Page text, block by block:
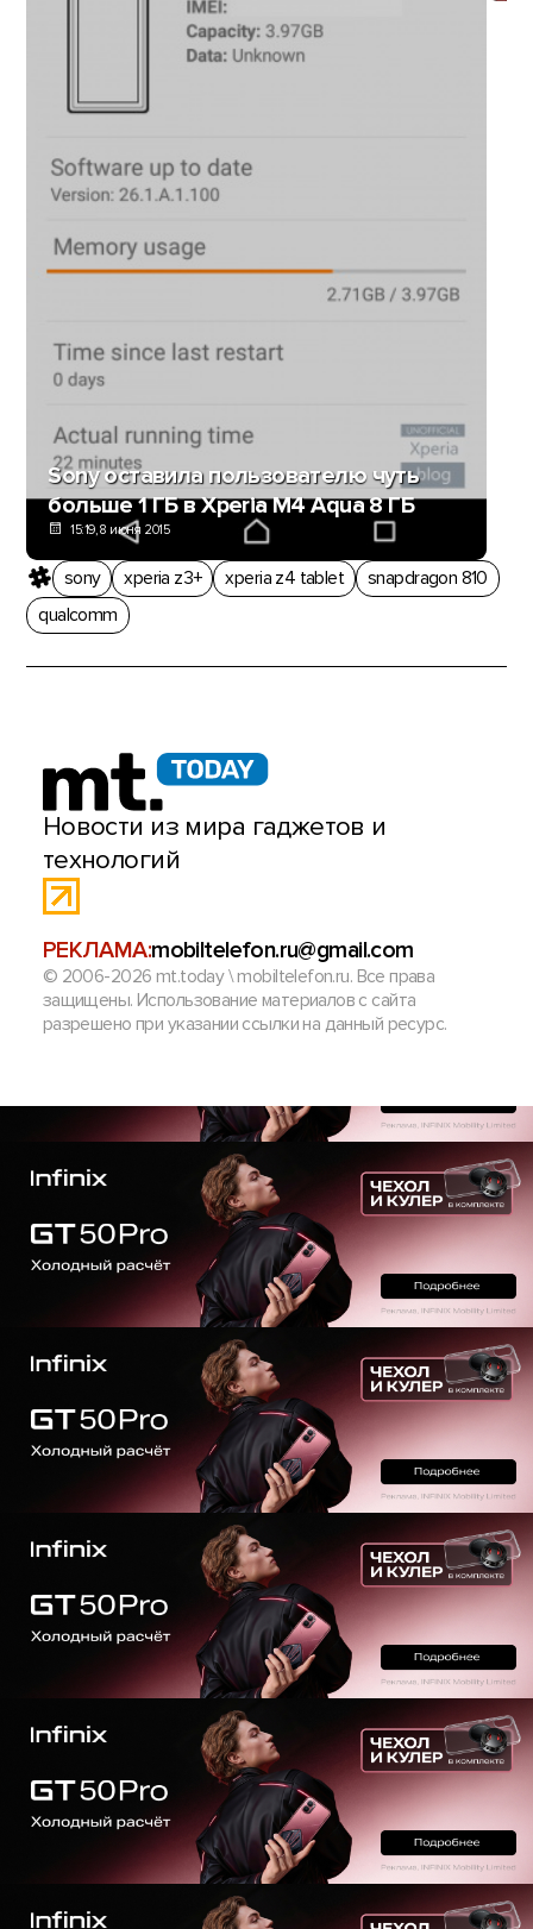
Sony оставила пользователю чуть
больше 1 ГБ в Xperia M4 Aqua 8 ГБ
15:19, 8 июня 2015
sony xperia z3+ xperia z4 tablet
snapdragon 810
qualcomm
Новости из мира гаджетов и
технологий
РЕКЛАМА:mobiltelefon.ru@gmail.com
© 2006-2026 mt.today \ mobiltelefon.ru. Все права
защищены. Использование материалов с сайта
разрешено при указании ссылки на данный ресурс.